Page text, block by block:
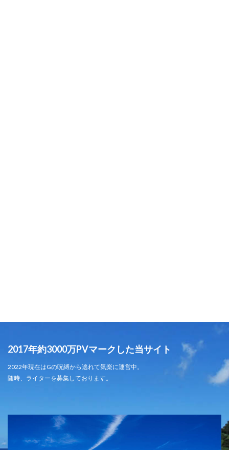
2017年約3000万PVマークした当サイト
2022年現在はGの呪縛から逃れて気楽に運営中。
随時、ライターを募集しております。